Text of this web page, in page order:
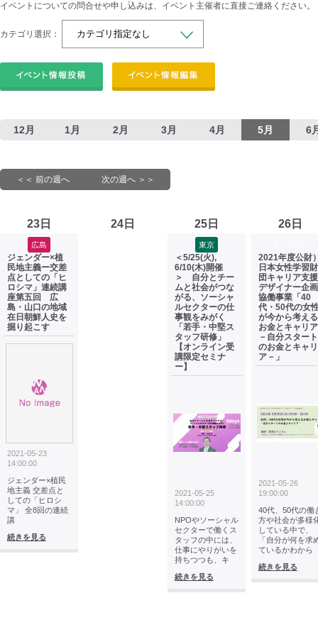
イベントについての問合せや申し込みは、イベント主催者に直接ご連絡ください。
カテゴリ選択：
12月 1月 2月 3月 4月 5月 6
＜＜ 前の週へ 次の週へ ＞＞
23日
広島
ジェンダー×植
民地主義ー交差
点としての「ヒ
ロシマ」連続講
座第五回 広
島・山口の地域
在日朝鮮人史を
掘り起こす
2021-05-23
14:00:00
ジェンダー×植民
地主義 交差点と
しての「ヒロシ
マ」 全8回の連続
講
続きを見る
24日 25日
東京
＜5/25(火),
6/10(木)開催
＞ 自分とチー
ムと社会がつな
がる、ソーシャ
ルセクターの仕
事観をみがく
「若手・中堅ス
タッフ研修」
【オンライン受
講限定セミナ
ー】
2021-05-25
14:00:00
NPOやソーシャル
セクターで働くス
タッフの中には、
仕事にやりがいを
持ちつつも、キ
続きを見る
26日
2021年度公財
日本女性学習財
団キャリア支援
デザイナー企画
協働事業「40
代・50代の女
が今から考える
お金とキャリア
－自分スタート
のお金とキャリ
ア－」
2021-05-26
19:00:00
40代、50代の働
方や社会が多様
している中で、
「自分が何を求
ているかわから
続きを見る